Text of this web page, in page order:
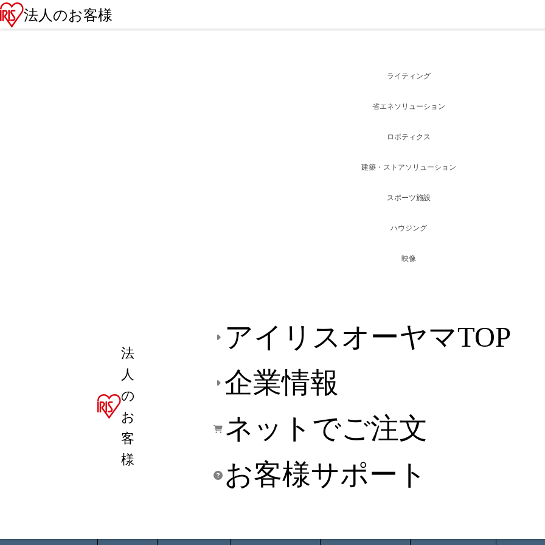
法人のお客様
法
人
の
お
客
様
アイリスオーヤマTOP
企業情報
ネットでご注文
お客様サポート
ライティング
省エネソリューション
ロボティクス
建築・ストアソリューション
スポーツ施設
ハウジング
映像